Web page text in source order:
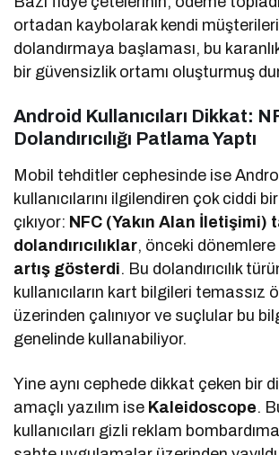
ortadan kaybolarak kendi
dolandırmaya başlaması, bu
bir güvensizlik ortamı oluşturmuş
Android Kullanıcıları Dikkat:
Dolandırıcılığı Patlama Yaptı
Mobil tehditler cephesinde ise
kullanıcılarını ilgilendiren çok ciddi
çıkıyor: NFC (Yakın Alan İletişimi)
dolandırıcılıklar, önceki dönemlere
artış gösterdi. Bu dolandırıcılık
kullanıcıların kart bilgileri temassız
üzerinden çalınıyor ve suçlular bu
genelinde kullanabiliyor.
Yine aynı cephede dikkat çeken bir
amaçlı yazılım ise Kaleidoscope.
kullanıcıları gizli reklam